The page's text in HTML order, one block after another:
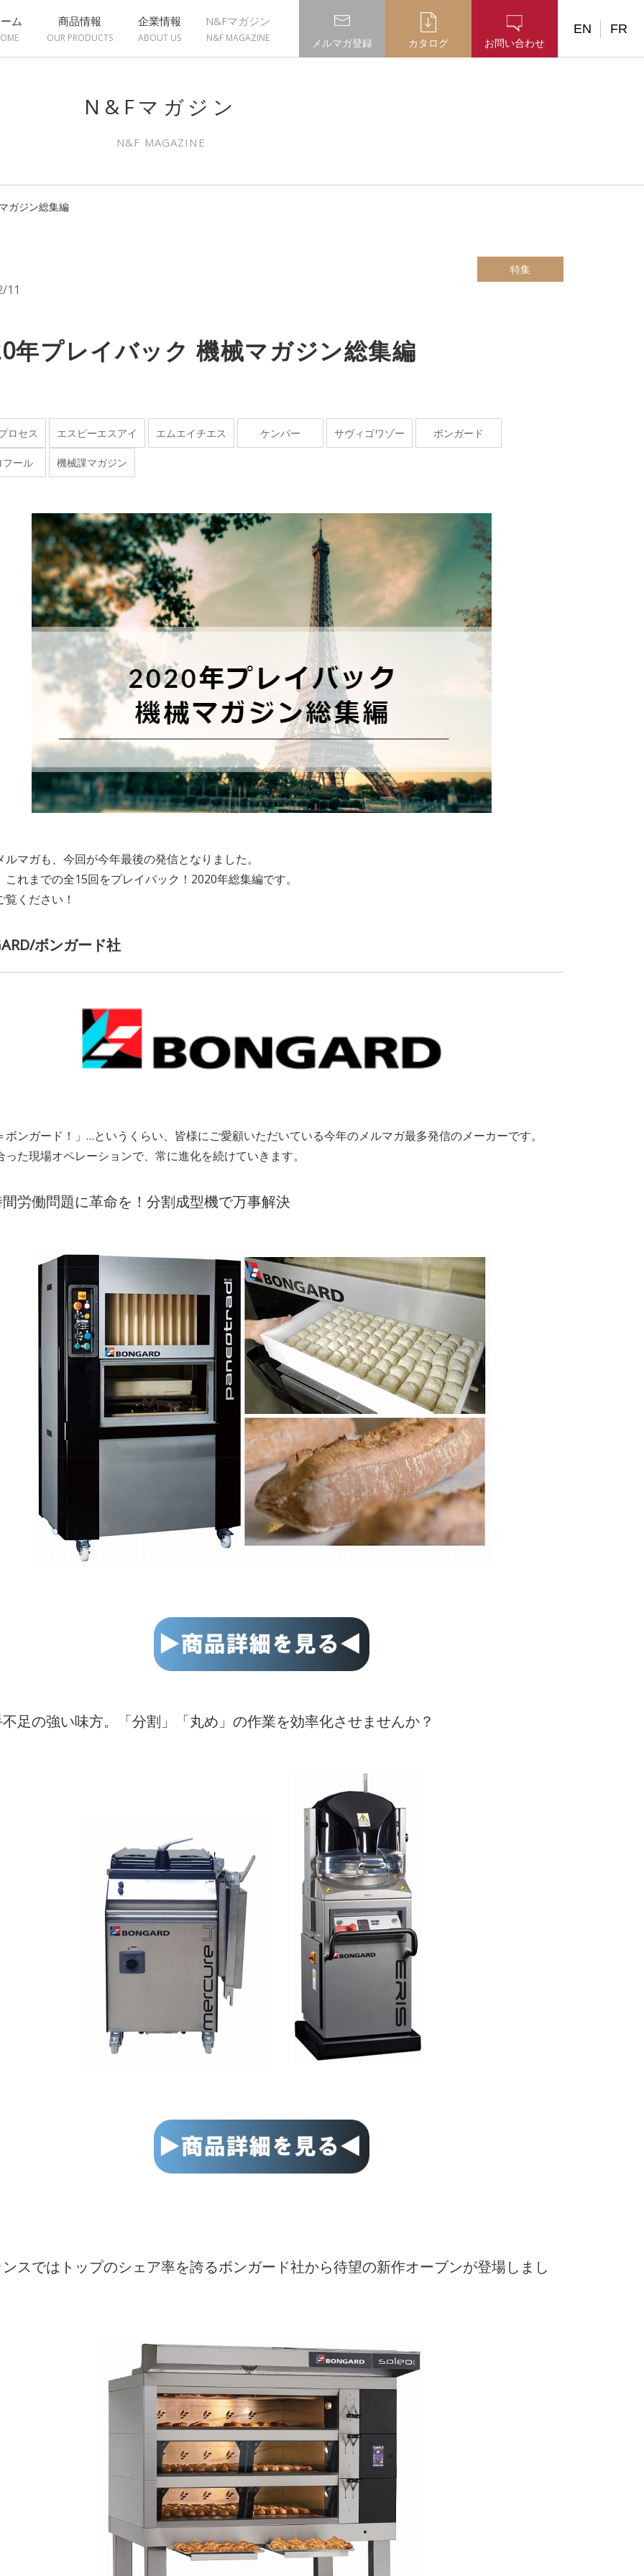
ム 商品情報
OUR PRODUCTS
企業情報
ABOUT US
N&Fマガジン
N&F MAGAZINE メルマガ登録 カタログ お問い合わせ
EN FR
N&Fマガジン
N&F MAGAZINE
ガジン総集編
特集
11
年プレイバック 機械マガジン総集編
ロセス エスピーエスアイ エムエイチエス ケンパー サヴィゴワゾー ボンガード
フール 機械課マガジン
ルマガも、今回が今年最後の発信となりました。
これまでの全15回をプレイバック！2020年総集編です。
覧ください！
ボンガード社
ボンガード！」…というくらい、皆様にご愛顧いただいている今年のメルマガ最多発信のメーカーです。
った現場オペレーションで、常に進化を続けていきます。
労働問題に革命を！分割成型機で万事解決
足の強い味方。「分割」「丸め」の作業を効率化させませんか？
スではトップのシェア率を誇るボンガード社から待望の新作オーブンが登場しまし